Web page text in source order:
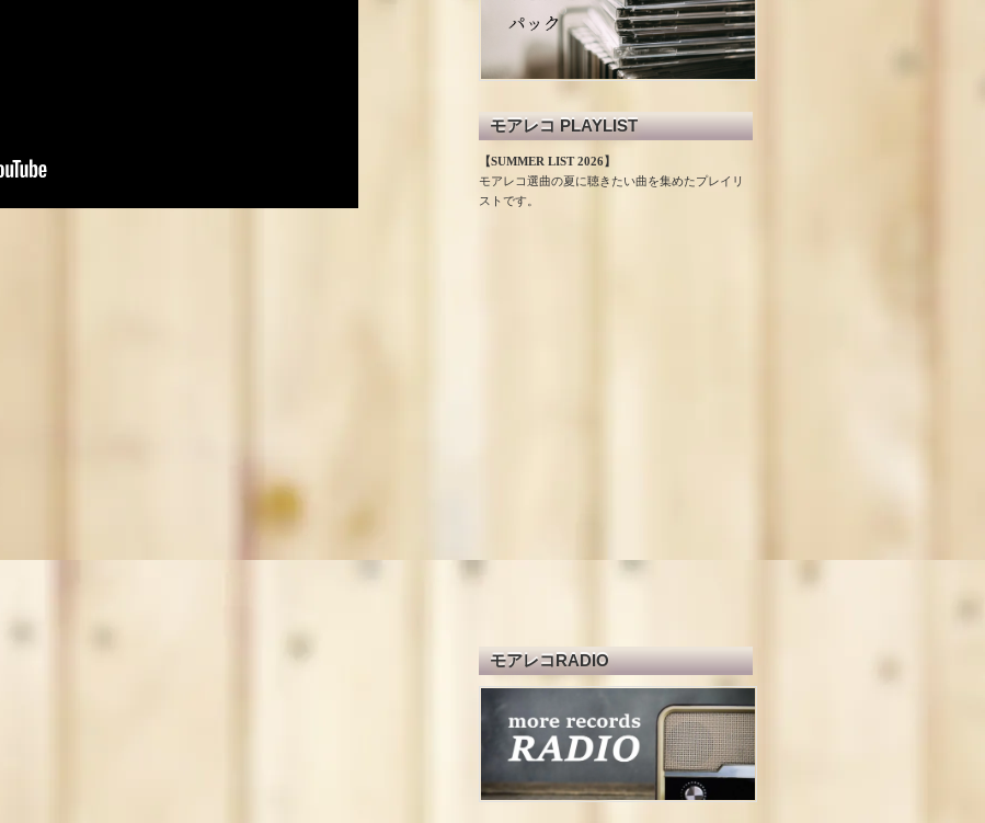
モアレコ PLAYLIST
【SUMMER LIST 2026】
モアレコ選曲の夏に聴きたい曲を集めたプレイリ
ストです。
モアレコRADIO